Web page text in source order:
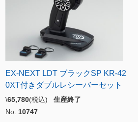
EX-NEXT LDT ブラックSP KR-42
0XT付きダブルレシーバーセット
\65,780(税込) 生産終了
No. 10747